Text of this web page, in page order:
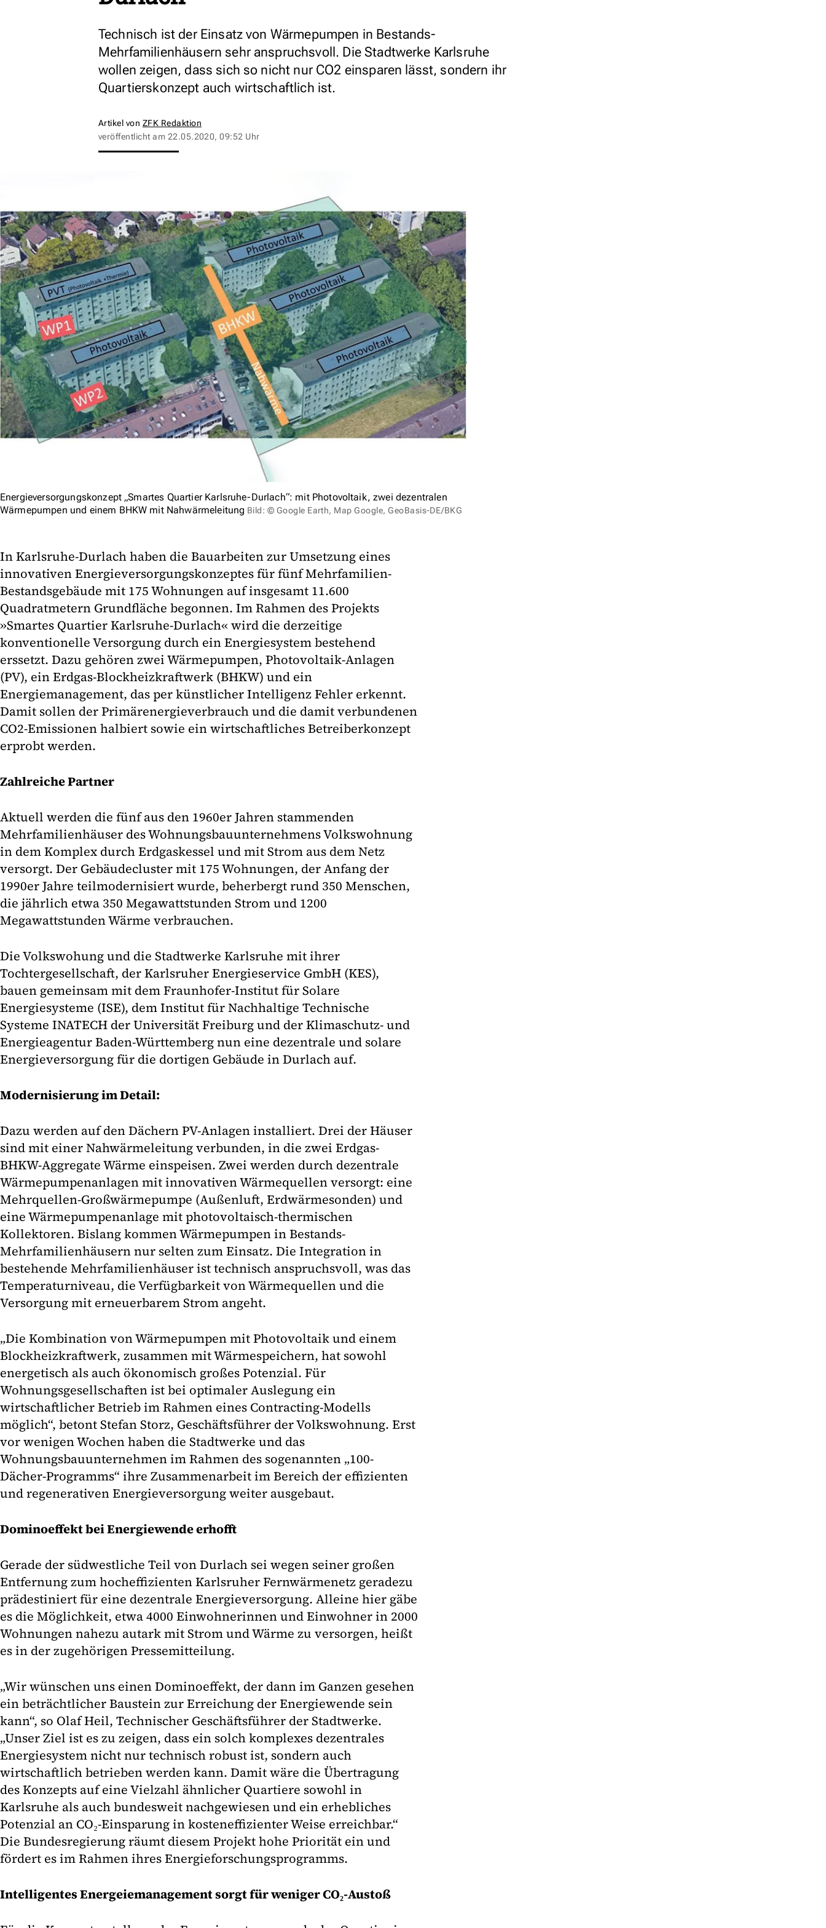
Technisch ist der Einsatz von Wärmepumpen in Bestands-
Mehrfamilienhäusern sehr anspruchsvoll. Die Stadtwerke Karlsruhe
wollen zeigen, dass sich so nicht nur CO2 einsparen lässt, sondern ihr
Quartierskonzept auch wirtschaftlich ist.
Artikel von ZFK Redaktion
veröffentlicht am 22.05.2020, 09:52 Uhr
Energieversorgungskonzept „Smartes Quartier Karlsruhe-Durlach“: mit Photovoltaik, zwei dezentralen
Wärmepumpen und einem BHKW mit Nahwärmeleitung Bild: © Google Earth, Map Google, GeoBasis-DE/BKG
In Karlsruhe-Durlach haben die Bauarbeiten zur Umsetzung eines
innovativen Energieversorgungskonzeptes für fünf Mehrfamilien-
Bestandsgebäude mit 175 Wohnungen auf insgesamt 11.600
Quadratmetern Grundfläche begonnen. Im Rahmen des Projekts
»Smartes Quartier Karlsruhe-Durlach« wird die derzeitige
konventionelle Versorgung durch ein Energiesystem bestehend
erssetzt. Dazu gehören zwei Wärmepumpen, Photovoltaik-Anlagen
(PV), ein Erdgas-Blockheizkraftwerk (BHKW) und ein
Energiemanagement, das per künstlicher Intelligenz Fehler erkennt.
Damit sollen der Primärenergieverbrauch und die damit verbundenen
CO2-Emissionen halbiert sowie ein wirtschaftliches Betreiberkonzept
erprobt werden.
Zahlreiche Partner
Aktuell werden die fünf aus den 1960er Jahren stammenden
Mehrfamilienhäuser des Wohnungsbauunternehmens Volkswohnung
in dem Komplex durch Erdgaskessel und mit Strom aus dem Netz
versorgt. Der Gebäudecluster mit 175 Wohnungen, der Anfang der
1990er Jahre teilmodernisiert wurde, beherbergt rund 350 Menschen,
die jährlich etwa 350 Megawattstunden Strom und 1200
Megawattstunden Wärme verbrauchen.
Die Volkswohung und die Stadtwerke Karlsruhe mit ihrer
Tochtergesellschaft, der Karlsruher Energieservice GmbH (KES),
bauen gemeinsam mit dem Fraunhofer-Institut für Solare
Energiesysteme (ISE), dem Institut für Nachhaltige Technische
Systeme INATECH der Universität Freiburg und der Klimaschutz- und
Energieagentur Baden-Württemberg nun eine dezentrale und solare
Energieversorgung für die dortigen Gebäude in Durlach auf.
Modernisierung im Detail:
Dazu werden auf den Dächern PV-Anlagen installiert. Drei der Häuser
sind mit einer Nahwärmeleitung verbunden, in die zwei Erdgas-
BHKW-Aggregate Wärme einspeisen. Zwei werden durch dezentrale
Wärmepumpenanlagen mit innovativen Wärmequellen versorgt: eine
Mehrquellen-Großwärmepumpe (Außenluft, Erdwärmesonden) und
eine Wärmepumpenanlage mit photovoltaisch-thermischen
Kollektoren. Bislang kommen Wärmepumpen in Bestands-
Mehrfamilienhäusern nur selten zum Einsatz. Die Integration in
bestehende Mehrfamilienhäuser ist technisch anspruchsvoll, was das
Temperaturniveau, die Verfügbarkeit von Wärmequellen und die
Versorgung mit erneuerbarem Strom angeht.
„Die Kombination von Wärmepumpen mit Photovoltaik und einem
Blockheizkraftwerk, zusammen mit Wärmespeichern, hat sowohl
energetisch als auch ökonomisch großes Potenzial. Für
Wohnungsgesellschaften ist bei optimaler Auslegung ein
wirtschaftlicher Betrieb im Rahmen eines Contracting-Modells
möglich“, betont Stefan Storz, Geschäftsführer der Volkswohnung. Erst
vor wenigen Wochen haben die Stadtwerke und das
Wohnungsbauunternehmen im Rahmen des sogenannten „100-
Dächer-Programms“ ihre Zusammenarbeit im Bereich der effizienten
und regenerativen Energieversorgung weiter ausgebaut.
Dominoeffekt bei Energiewende erhofft
Gerade der südwestliche Teil von Durlach sei wegen seiner großen
Entfernung zum hocheffizienten Karlsruher Fernwärmenetz geradezu
prädestiniert für eine dezentrale Energieversorgung. Alleine hier gäbe
es die Möglichkeit, etwa 4000 Einwohnerinnen und Einwohner in 2000
Wohnungen nahezu autark mit Strom und Wärme zu versorgen, heißt
es in der zugehörigen Pressemitteilung.
„Wir wünschen uns einen Dominoeffekt, der dann im Ganzen gesehen
ein beträchtlicher Baustein zur Erreichung der Energiewende sein
kann“, so Olaf Heil, Technischer Geschäftsführer der Stadtwerke.
„Unser Ziel ist es zu zeigen, dass ein solch komplexes dezentrales
Energiesystem nicht nur technisch robust ist, sondern auch
wirtschaftlich betrieben werden kann. Damit wäre die Übertragung
des Konzepts auf eine Vielzahl ähnlicher Quartiere sowohl in
Karlsruhe als auch bundesweit nachgewiesen und ein erhebliches
Potenzial an CO₂-Einsparung in kosteneffizienter Weise erreichbar.“
Die Bundesregierung räumt diesem Projekt hohe Priorität ein und
fördert es im Rahmen ihres Energieforschungsprogramms.
Intelligentes Energeiemanagement sorgt für weniger CO₂-Austoß